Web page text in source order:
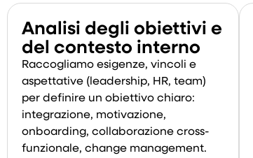
Analisi degli obiettivi e
del contesto interno
Raccogliamo esigenze, vincoli e
aspettative (leadership, HR, team)
per definire un obiettivo chiaro:
integrazione, motivazione,
onboarding, collaborazione cross-
funzionale, change management.